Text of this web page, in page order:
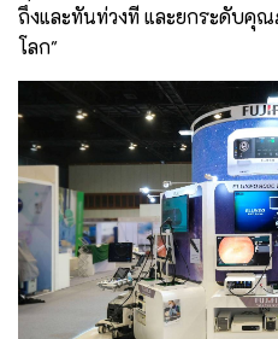
ถึงและทันท่วงที และยกระดับคุ
โลก"